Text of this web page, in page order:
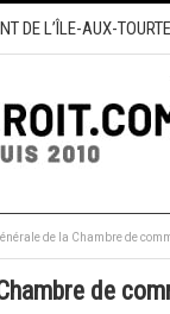
DE L’ÎLE-AUX-
de la Chambre de
de